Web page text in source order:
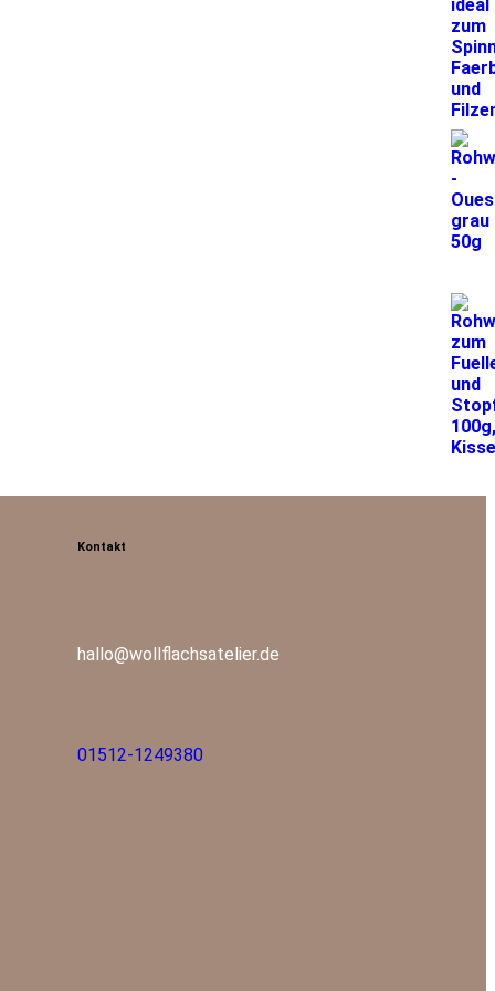
Kontakt
hallo@wollflachsatelier.de
01512-1249380